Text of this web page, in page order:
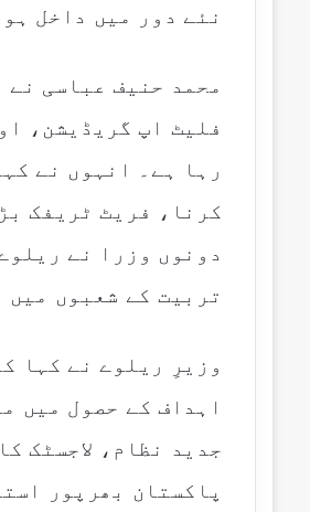
نئے دور میں داخل
محمد حنیف عباسی نے
فلیٹ اپ گریڈیشن،
رہا ہے۔ انہوں نے
کرنا، فریٹ ٹریفک
دونوں وزرا نے
تربیت کے شعبوں
وزیرِ ریلوے نے کہا
اہداف کے حصول میں
جدید نظام، لاجسٹک
پاکستان بھرپور